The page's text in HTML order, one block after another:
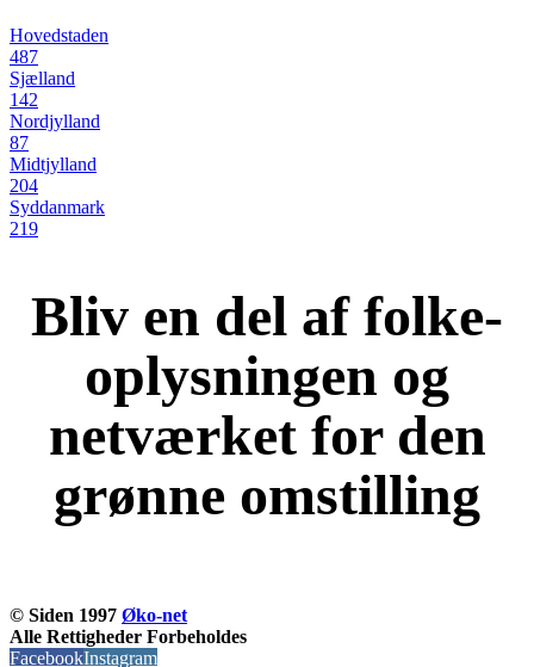
Hovedstaden
487
Sjælland
142
Nordjylland
87
Midtjylland
204
Syddanmark
219
Bliv en del af folke-
oplysningen og
netværket for den
grønne omstilling
© Siden 1997 Øko-net
Alle Rettigheder Forbeholdes
FacebookInstagram